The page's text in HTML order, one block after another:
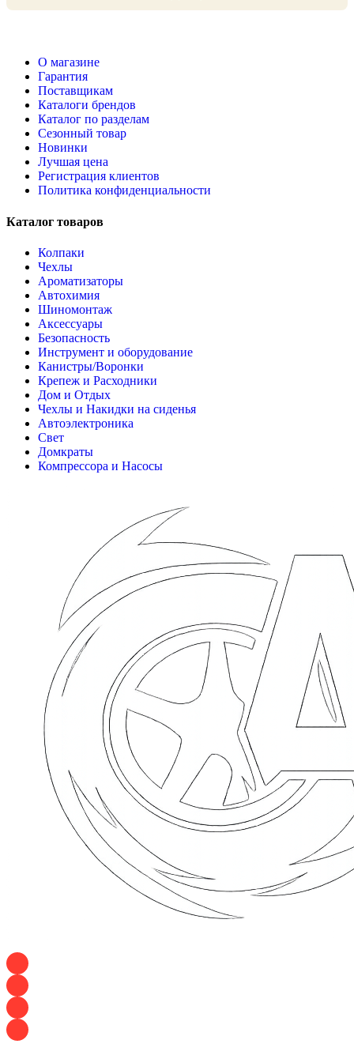
О магазине
Гарантия
Поставщикам
Каталоги брендов
Каталог по разделам
Сезонный товар
Новинки
Лучшая цена
Регистрация клиентов
Политика конфиденциальности
Каталог товаров
Колпаки
Чехлы
Ароматизаторы
Автохимия
Шиномонтаж
Аксессуары
Безопасность
Инструмент и оборудование
Канистры/Воронки
Крепеж и Расходники
Дом и Отдых
Чехлы и Накидки на сиденья
Автоэлектроника
Свет
Домкраты
Компрессора и Насосы